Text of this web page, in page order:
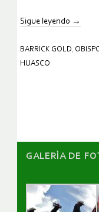
Sigue leyendo →
BARRICK GOLD,
HUASCO
GALERÌA DE